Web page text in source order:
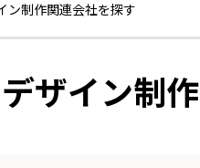
ン制作関連会社を探す
ザイン制